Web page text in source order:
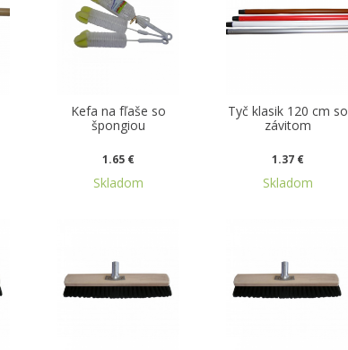
Kefa na fľaše so
špongiou
1.65 €
Skladom
Tyč klasik 120 cm so
závitom
1.37 €
Skladom